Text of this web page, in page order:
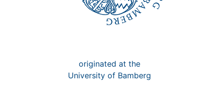
originated at the
University of Bamberg